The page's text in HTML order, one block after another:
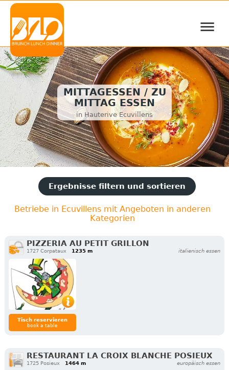
≡
MITTAGESSEN / ZU
MITTAG ESSEN
in Hauterive Ecuvillens
Ergebnisse filtern und sortieren
Betriebe in Ecuvillens mit Angeboten in anderen
Kategorien
PIZZERIA AU PETIT GRILLON
1727 Corpataux 1235 m italienisch essen
Tisch reservieren
book a table
RESTAURANT LA CROIX BLANCHE POSIEUX
1725 Posieux 1464 m europäisch essen